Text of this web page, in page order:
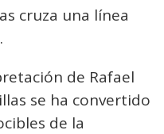
cruza una línea
de Rafael
se ha convertido
de la